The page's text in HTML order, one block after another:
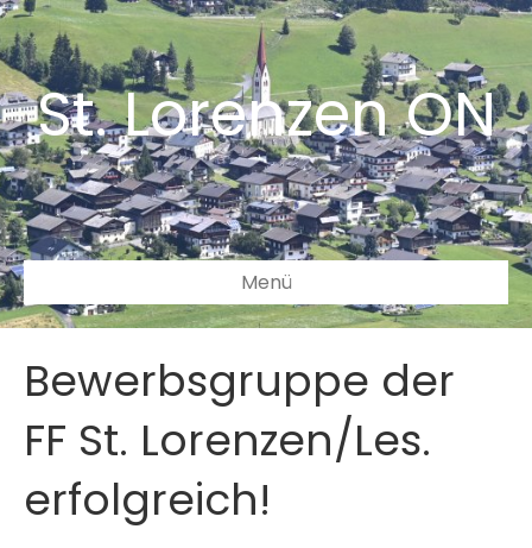
St. Lorenzen ON
Menü
Bewerbsgruppe der
FF St. Lorenzen/Les.
erfolgreich!